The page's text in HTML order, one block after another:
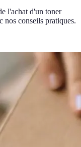
l'achat d'un toner
nos conseils pratiques.